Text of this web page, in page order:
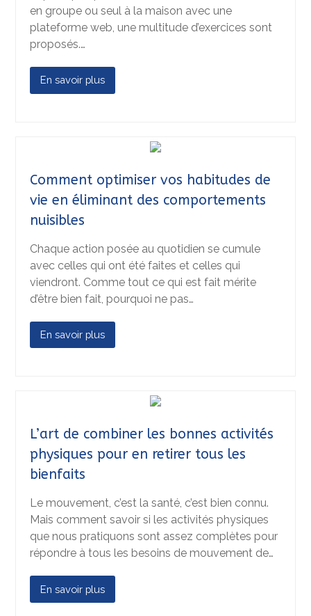
en groupe ou seul à la maison avec une
plateforme web, une multitude d’exercices sont
proposés.…
En savoir plus
Comment optimiser vos habitudes de
vie en éliminant des comportements
nuisibles
Chaque action posée au quotidien se cumule
avec celles qui ont été faites et celles qui
viendront. Comme tout ce qui est fait mérite
d’être bien fait, pourquoi ne pas…
En savoir plus
L’art de combiner les bonnes activités
physiques pour en retirer tous les
bienfaits
Le mouvement, c’est la santé, c’est bien connu.
Mais comment savoir si les activités physiques
que nous pratiquons sont assez complètes pour
répondre à tous les besoins de mouvement de…
En savoir plus